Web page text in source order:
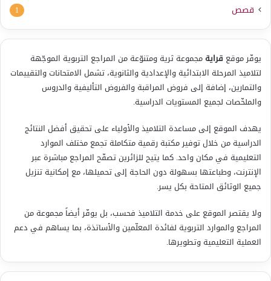
قصص 1
يوفّر موقع قرايةمجموعة ثرية ومتنوّعة من المراجع التربوية الموجّهة
لتلاميذ المرحلة الابتدائية والإعدادية والثانوية، تشمل الامتحانات والتقييمات
والتمارين، إضافة إلى فروض المراقبة والفروض التأليفية والدروس
والملخّصات لجميع المستويات الدراسية.
يهدف الموقع إلى مساعدة التلاميذ والأولياء على تحقيق أفضل النتائج
الدراسية من خلال توفير مكتبة رقمية متكاملة تجمع مختلف الموارد
التعليمية في مكان واحد. كما يتيح للزائرين تصفّح المراجع مباشرة عبر
الإنترنت، وطباعتها بسهولة دون الحاجة إلى تحميلها، مع إمكانية تنزيل
جميع الوثائق المتاحة بكل يسر.
ولا يقتصر الموقع على خدمة التلاميذ فحسب، بل يوفّر أيضاً مجموعة من
المراجع والموارد التربوية لفائدة المعلّمين والأساتذة، بما يساهم في دعم
العملية التعليمية وتطويرها.